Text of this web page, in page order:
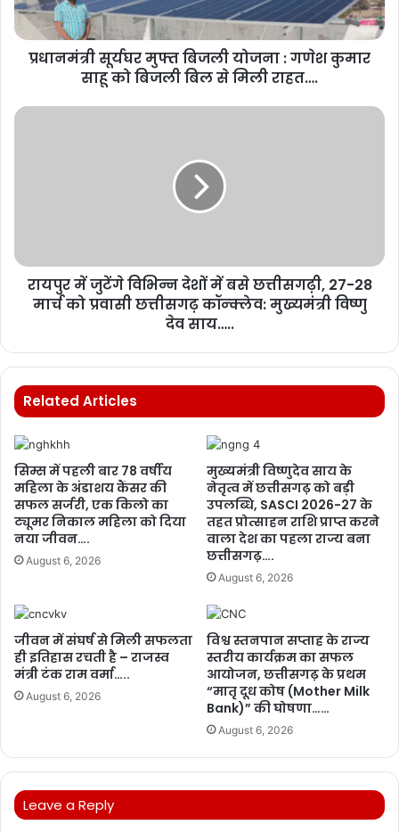
प्रधानमंत्री सूर्यघर मुफ्त बिजली योजना : गणेश कुमार
साहू को बिजली बिल से मिली राहत….
रायपुर में जुटेंगे विभिन्न देशों में बसे छत्तीसगढ़ी, 27-28
मार्च को प्रवासी छत्तीसगढ़ कॉन्क्लेव: मुख्यमंत्री विष्णु
देव साय…..
Related Articles
सिम्स में पहली बार 78 वर्षीय
महिला के अंडाशय कैंसर की
सफल सर्जरी, एक किलो का
ट्यूमर निकाल महिला को दिया
नया जीवन….
August 6, 2026
मुख्यमंत्री विष्णुदेव साय के
नेतृत्व में छत्तीसगढ़ को बड़ी
उपलब्धि, SASCI 2026-27 के
तहत प्रोत्साहन राशि प्राप्त करने
वाला देश का पहला राज्य बना
छत्तीसगढ़….
August 6, 2026
जीवन में संघर्ष से मिली सफलता
ही इतिहास रचती है – राजस्व
मंत्री टंक राम वर्मा…..
August 6, 2026
विश्व स्तनपान सप्ताह के राज्य
स्तरीय कार्यक्रम का सफल
आयोजन, छत्तीसगढ़ के प्रथम
“मातृ दूध कोष (Mother Milk
Bank)” की घोषणा……
August 6, 2026
Leave a Reply